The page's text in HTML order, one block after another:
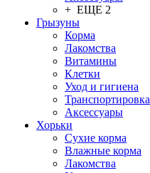
+ ЕЩЕ 2
Грызуны
Корма
Лакомства
Витамины
Клетки
Уход и гигиена
Транспортировка
Аксессуары
Хорьки
Сухие корма
Влажные корма
Лакомства